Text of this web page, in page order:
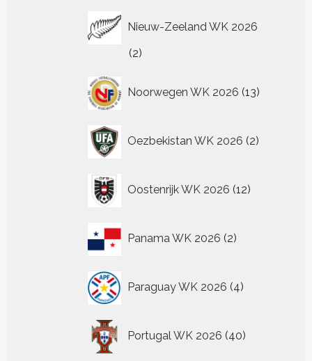
Nieuw-Zeeland WK 2026
22
Noorwegen WK 2026 13
producten
Oezbekistan WK 2026 2
producten
Oostenrijk WK 2026 12
producten
Panama WK 2026 2
producten
Paraguay WK 2026 4
producten
Portugal WK 2026 40
producten